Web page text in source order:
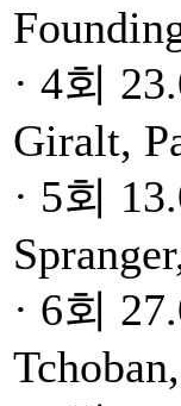
· 4회
Giralt,
· 5회
· 6회